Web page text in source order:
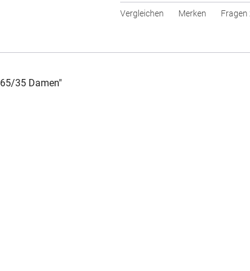
Vergleichen Merken Fragen
35 Damen"